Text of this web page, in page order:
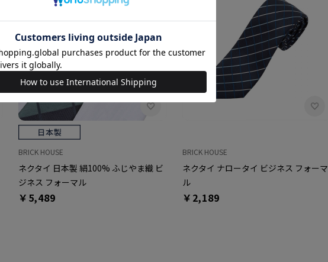
BRICK HOUSE
ネクタイ 日本製 絹100% ふじやま織 ビ
ジネス フォーマル
￥5,489
BRICK HOUSE
ネクタイ ナロータイ ビジネス フォーマ
ル
￥2,189